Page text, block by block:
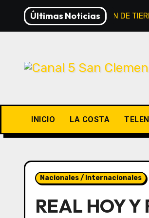
contenido
Últimas Noticias
EXTRANJERIZACIÓN DE
INICIO LA COSTA
Nacionales / Internacionales
REAL HOY